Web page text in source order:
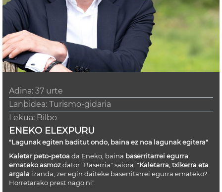
Adina: 37 urte
Lanbidea: Turismo-gidaria
Lekua: Bilbo
ENEKO ELEXPURU
"Lagunak egiten baditut ondo, baina ez noa lagunak egitera"
Kaletar peto-petoa da Eneko, baina baserritarrei egurra
emateko asmozdator "Baserria" saiora. "Kaletarra, txikerra eta
argala izanda, zer egin daiteke baserritarrei egurra emateko?
Horretarako prest nago ni".